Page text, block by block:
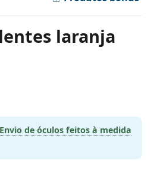
laranja
Envio de óculos feitos à medida